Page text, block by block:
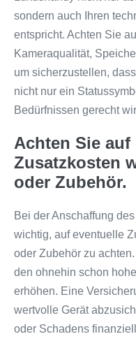
sondern auch Ihren
entspricht. Achten Sie
Kameraqualität,
um sicherzustellen,
nicht nur ein
Bedürfnissen gerecht
Achten Sie auf
Zusatzkosten
oder Zubehör.
Bei der Anschaffung
wichtig, auf eventuelle
oder Zubehör zu
den ohnehin schon
erhöhen. Eine
wertvolle Gerät
oder Schadens